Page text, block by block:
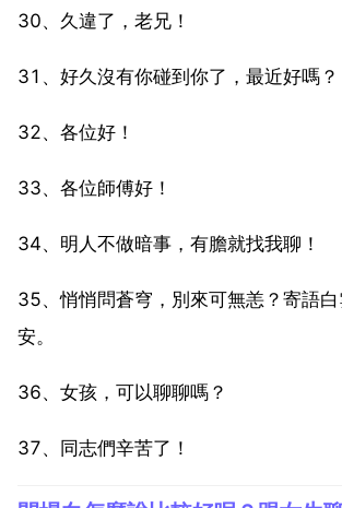
30、久違了，老兄！
31、好久沒有你碰到你了，最近好嗎？
32、各位好！
33、各位師傅好！
34、明人不做暗事，有膽就找我聊！
35、悄悄問蒼穹，別來可無恙？寄語
安。
36、女孩，可以聊聊嗎？
37、同志們辛苦了！